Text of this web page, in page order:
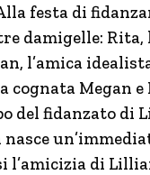
festa di
damigelle: Rita,
l’amica
Megan e
del fidanzato di
l’amicizia di